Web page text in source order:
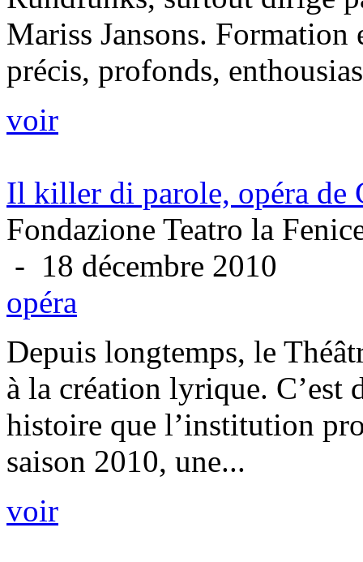
Mariss Jansons. Formation
précis, profonds,
voir
Il killer di parole, opéra de
Fondazione Teatro la
- 18 décembre 2010
opéra
Depuis longtemps, le
à la création lyrique. C’est
histoire que l’institution
saison 2010, une...
voir